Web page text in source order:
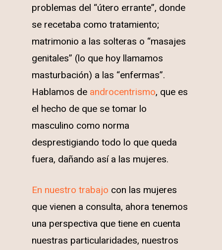
problemas del “útero errante”, donde
se recetaba como tratamiento;
matrimonio a las solteras o “masajes
genitales” (lo que hoy llamamos
masturbación) a las “enfermas”.
Hablamos de androcentrismo, que es
el hecho de que se tomar lo
masculino como norma
desprestigiando todo lo que queda
fuera, dañando así a las mujeres.
En nuestro trabajo con las mujeres
que vienen a consulta, ahora tenemos
una perspectiva que tiene en cuenta
nuestras particularidades, nuestros